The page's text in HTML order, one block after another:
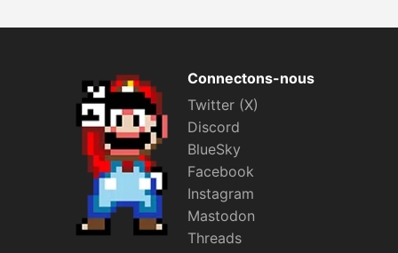
Connectons-nous
Twitter (X)
Discord
BlueSky
Facebook
Instagram
Mastodon
Threads